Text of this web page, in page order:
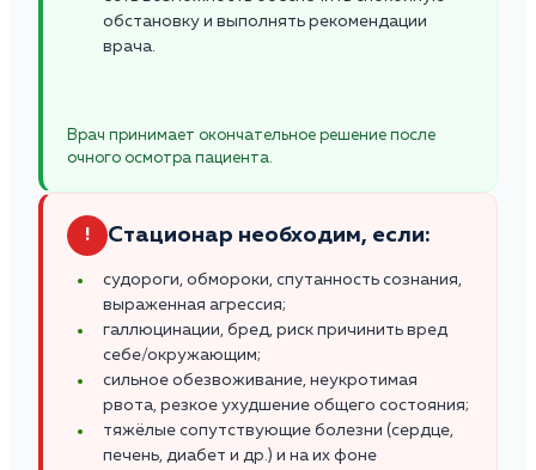
обстановку и выполнять рекомендации
врача.
Врач принимает окончательное решение после
очного осмотра пациента.
! Стационар необходим, если:
судороги, обмороки, спутанность сознания,
выраженная агрессия;
галлюцинации, бред, риск причинить вред
себе/окружающим;
сильное обезвоживание, неукротимая
рвота, резкое ухудшение общего состояния;
тяжёлые сопутствующие болезни (сердце,
печень, диабет и др.) и на их фоне